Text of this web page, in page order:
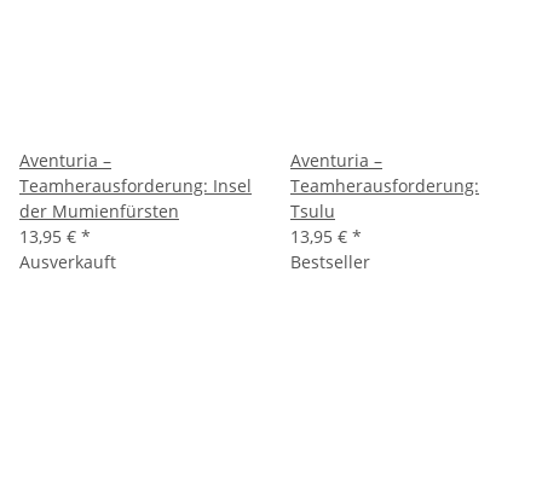
Aventuria –
Teamherausforderung: Insel
der Mumienfürsten
13,95 € *
Aventuria –
Teamherausforderung:
Tsulu
13,95 € *
Ausverkauft
Bestseller